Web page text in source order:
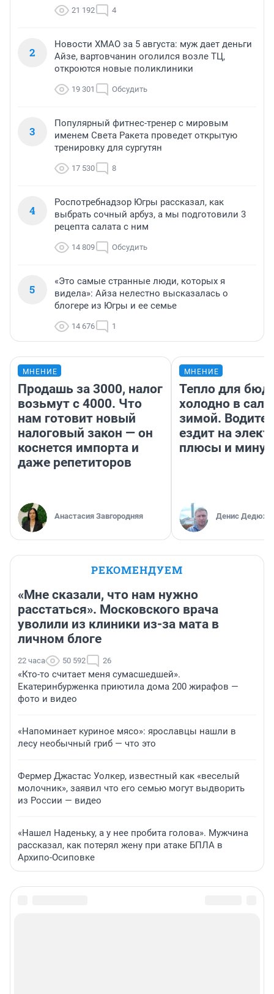
21 192 4
2
Новости ХМАО за 5 августа: муж дает деньги
Айзе, вартовчанин оголился возле ТЦ,
откроются новые поликлиники
19 301 Обсудить
3
Популярный фитнес-тренер с мировым
именем Света Ракета проведет открытую
тренировку для сургутян
17 530 8
4
Роспотребнадзор Югры рассказал, как
выбрать сочный арбуз, а мы подготовили 3
рецепта салата с ним
14 809 Обсудить
5
«Это самые странные люди, которых я
видела»: Айза нелестно высказалась о
блогере из Югры и ее семье
14 676 1
МНЕНИЕ
Продашь за 3000, налог
возьмут с 4000. Что
нам готовит новый
налоговый закон — он
коснется импорта и
даже репетиторов
Анастасия Завгородняя
МНЕНИЕ
Тепло для
холодно в
зимой.
ездит на
плюсы и
Денис
РЕКОМЕНДУЕМ
«Мне сказали, что нам нужно
расстаться». Московского врача
уволили из клиники из-за мата в
личном блоге
22 часа 50 592 26
«Кто-то считает меня сумасшедшей».
Екатеринбурженка приютила дома 200 жирафов —
фото и видео
«Напоминает куриное мясо»: ярославцы нашли в
лесу необычный гриб — что это
Фермер Джастас Уолкер, известный как «веселый
молочник», заявил что его семью могут выдворить
из России — видео
«Нашел Наденьку, а у нее пробита голова». Мужчина
рассказал, как потерял жену при атаке БПЛА в
Архипо-Осиповке